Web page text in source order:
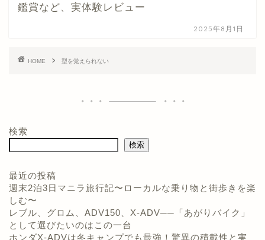
鑑賞など、実体験レビュー
2025年8月1日
HOME 型を覚えられない
検索
検索
最近の投稿
週末2泊3日マニラ旅行記〜ローカルな乗り物と街歩きを楽
しむ〜
レブル、グロム、ADV150、X-ADV──「あがりバイク」
として選びたいのはこの一台
ホンダX-ADVは冬キャンプでも最強！驚異の積載性と実
プロフィール